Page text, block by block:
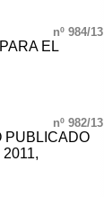
nº 984/13
EL
nº 982/13
PUBLICADO